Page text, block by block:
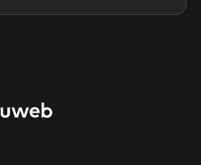
przez naskursy
wiedzy nawet całkowicie od
spełniają swoją rolę w